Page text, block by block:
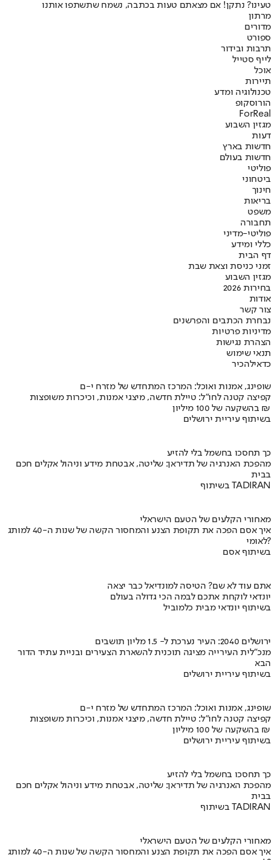
טעינו? נתקן! אם מצאתם טעות בכתבה, נשמח שתשתפו אותנו
מרתון
מדורים
ספורט
תרבות ובידור
לייף סטייל
אוכל
תיירות
טכנולוגיה ומדע
הורוסקופ
ForReal
מגזין השבוע
דעות
חדשות בארץ
חדשות בעולם
פוליטי
ביטחוני
חינוך
בריאות
משפט
תחבורה
פוליטי-מדיני
כללי ומידע
דף הבית
זמני כניסת וצאת שבת
מגזין השבוע
בחירות 2026
אודות
צור קשר
נבחרת הכתבים והפרשנים
מדיניות פרטיות
הצהרת נגישות
תנאי שימוש
כדאילהכיר
שופינג, אמנות ואוכל: המרכז המתחדש של מזרח י-ם
קפיצה קטנה לחו"ל: טיילת חדשה, מיצגי אמנות, וכיכרות משופצות
בהשקעה של 100 מיליון ₪
בשיתוף עיריית ירושלים
כך תחסכו בחשמל בלי להזיע
מהפכת האנרגיה של תדיראן: שליטה, אבטחת מידע וניהול אקלים חכם
בבית
בשיתוף TADIRAN
מאחורי הקלעים של הטעם הישראלי
איך אסם הפכה את תקופת הצנע והמחסור הקשה של שנות ה-40 למותג
לאומי?
בשיתוף אסם
אתם עוד לא שם? הטיסה למונדיאל כבר יצאה
יונדאי לוקחת אתכם לבמה הכי גדולה בעולם
בשיתוף יונדאי מבית כלמוביל
ירושלים 2040: העיר נערכת ל- 1.5 מליון תושבים
מנכ"לית העירייה מציגה תוכנית להשארת הצעירים ובניית עתיד הדור
הבא
בשיתוף עיריית ירושלים
שופינג, אמנות ואוכל: המרכז המתחדש של מזרח י-ם
קפיצה קטנה לחו"ל: טיילת חדשה, מיצגי אמנות, וכיכרות משופצות
בהשקעה של 100 מיליון ₪
בשיתוף עיריית ירושלים
כך תחסכו בחשמל בלי להזיע
מהפכת האנרגיה של תדיראן: שליטה, אבטחת מידע וניהול אקלים חכם
בבית
בשיתוף TADIRAN
מאחורי הקלעים של הטעם הישראלי
איך אסם הפכה את תקופת הצנע והמחסור הקשה של שנות ה-40 למותג